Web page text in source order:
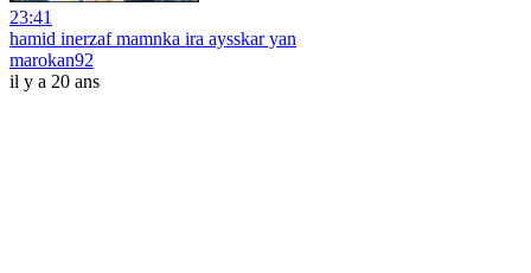
23:41
hamid inerzaf mamnka ira aysskar yan
marokan92
il y a 20 ans